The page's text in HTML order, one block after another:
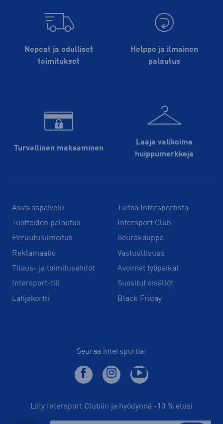
Nopeat ja edulliset
toimitukset
Helppo ja ilmainen
palautus
Turvallinen maksaminen
Laaja valikoima
huippu­merkkejä
Asiakaspalvelu
Tuotteiden palautus
Peruutusilmoitus
Reklamaatio
Tilaus- ja toimitusehdot
Intersport-tili
Lahjakortti
Tietoa Intersportista
Intersport Club
Seurakauppa
Vastuullisuus
Avoimet työpaikat
Suositut sisällöt
Black Friday
Seuraa intersportia:
Liity Intersport Clubiin ja hyödynnä -10 % etusi